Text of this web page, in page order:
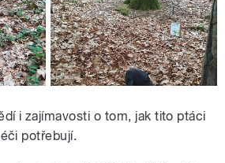
i zajímavosti o tom, jak tito ptáci
potřebují.